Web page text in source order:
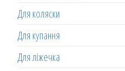
Для коляски
Для купання
Для ліжечка